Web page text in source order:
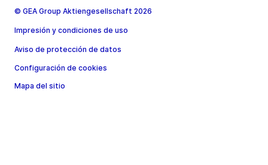
© GEA Group Aktiengesellschaft 2026
Impresión y condiciones de uso
Aviso de protección de datos
Configuración de cookies
Mapa del sitio